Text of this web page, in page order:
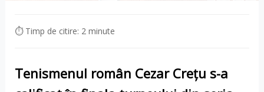
⏱ Timp de citire: 2 minute
Tenismenul român Cezar Crețu s-a